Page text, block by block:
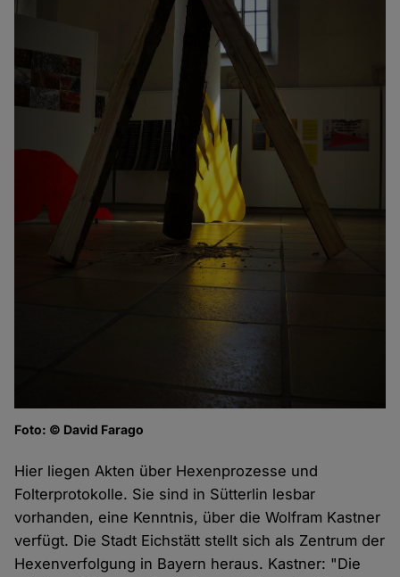
Foto: © David Farago
Hier liegen Akten über Hexenprozesse und
Folterprotokolle. Sie sind in Sütterlin lesbar
vorhanden, eine Kenntnis, über die Wolfram Kastner
verfügt. Die Stadt Eichstätt stellt sich als Zentrum der
Hexenverfolgung in Bayern heraus. Kastner: "Die